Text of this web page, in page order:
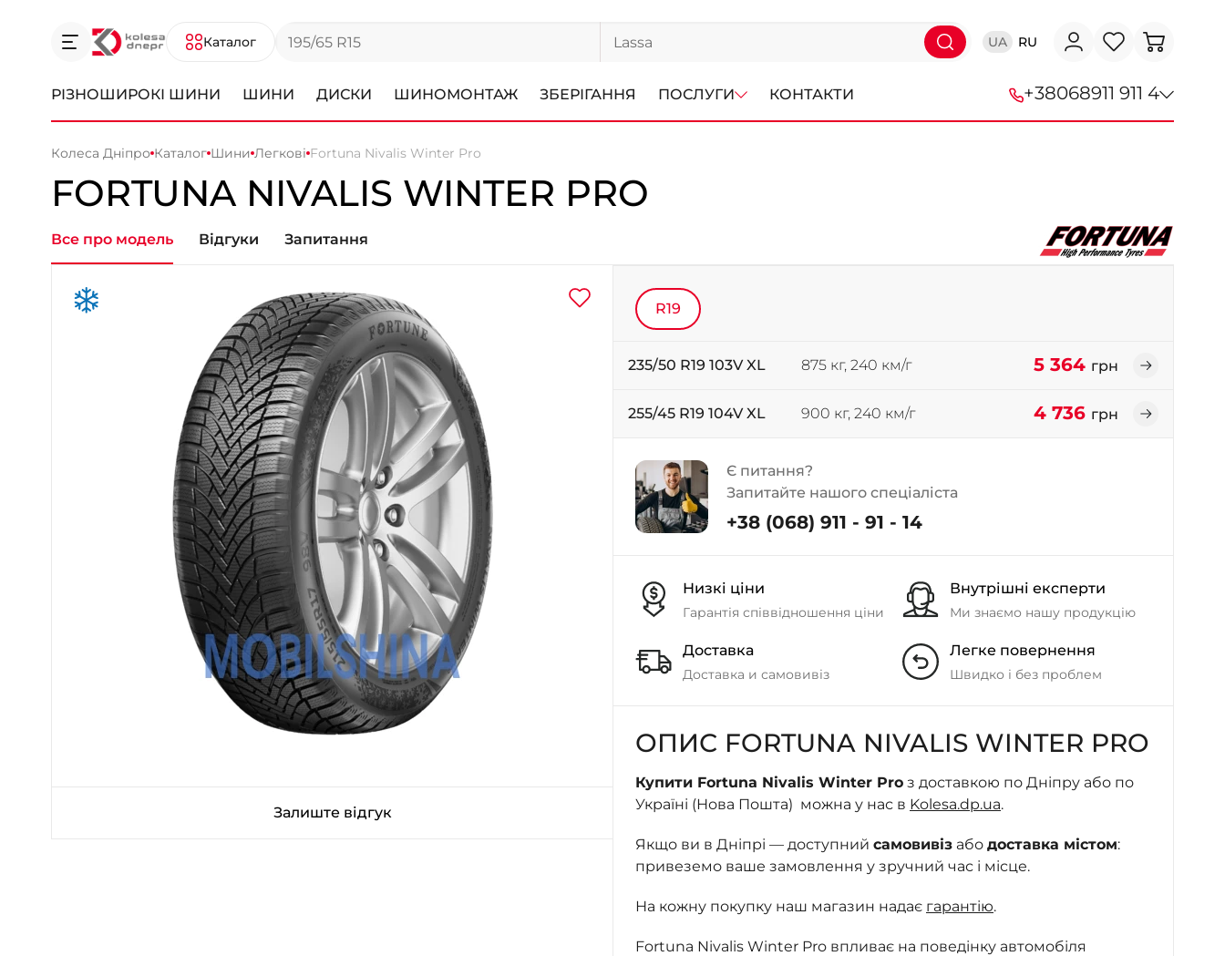
Каталог UA RU
РІЗНОШИРОКІ ШИНИ ШИНИ ДИСКИ ШИНОМОНТАЖ ЗБЕРІГАННЯ ПОСЛУГИ КОНТАКТИ +38068911 911 4
+38 (095) 276-44-44
+38 (098) 911-911-0
- на Тополі
- на Калиновій
+38 (068)-923-74-19
- Калинова
Колеса Дніпро Каталог Шини Легкові Fortuna Nivalis Winter Pro
FORTUNA NIVALIS WINTER PRO
Все про модель Відгуки Запитання
Залиште відгук
R19
235/50 R19 103V XL 875 кг, 240 км/г 5 364 грн
255/45 R19 104V XL 900 кг, 240 км/г 4 736 грн
Є питання?
Запитайте нашого спеціаліста
+38 (068) 911 - 91 - 14
Низкі ціни
Гарантія співвідношення ціни
Внутрішні експерти
Ми знаємо нашу продукцію
Доставка
Доставка и самовивіз
Легке повернення
Швидко і без проблем
ОПИС FORTUNA NIVALIS WINTER PRO
Купити Fortuna Nivalis Winter Pro з доставкою по Дніпру або по
Україні (Нова Пошта) можна у нас в Kolesa.dp.ua.
Якщо ви в Дніпрі — доступний самовивіз або доставка містом:
привеземо ваше замовлення у зручний час і місце.
На кожну покупку наш магазин надає гарантію.
Fortuna Nivalis Winter Pro впливає на поведінку автомобіля